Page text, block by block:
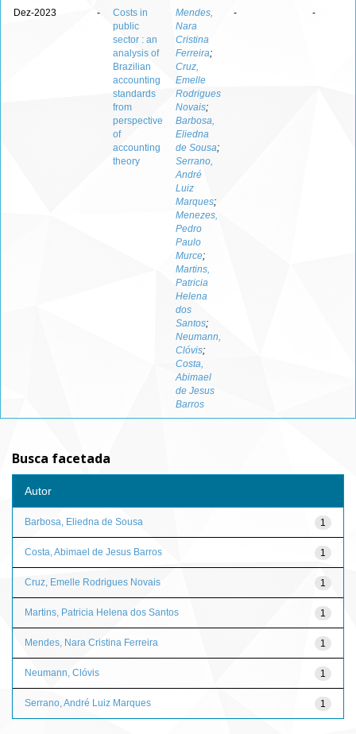
Dez-2023 -
Costs in
public
sector : an
analysis of
Brazilian
accounting
standards
from
perspective
of
accounting
theory
Mendes,
Nara
Cristina
Ferreira;
Cruz,
Emelle
Rodrigues
Novais;
Barbosa,
Eliedna
de Sousa;
Serrano,
André
Luiz
Marques;
Menezes,
Pedro
Paulo
Murce;
Martins,
Patricia
Helena
dos
Santos;
Neumann,
Clóvis;
Costa,
Abimael
de Jesus
Barros
- -
Busca facetada
Autor
1
Barbosa, Eliedna de Sousa
1
Costa, Abimael de Jesus Barros
1
Cruz, Emelle Rodrigues Novais
1
Martins, Patricia Helena dos Santos
1
Mendes, Nara Cristina Ferreira
1
Neumann, Clóvis
1
Serrano, André Luiz Marques